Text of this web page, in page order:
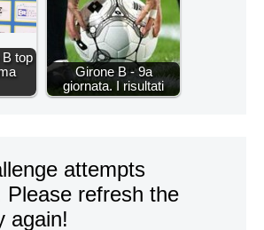
top
Girone B - 9a
giornata. I risultati